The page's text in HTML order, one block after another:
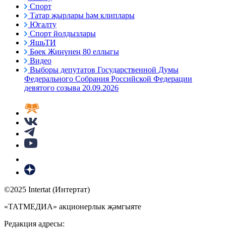
Спорт
Татар җырлары һәм клиплары
Югалту
Спорт йолдызлары
ЯшьТИ
Бөек Җиңүнең 80 еллыгы
Видео
Выборы депутатов Государственной Думы
Федерального Собрания Российской Федерации
девятого созыва 20.09.2026
©2025 Intertat (Интертат)
«ТАТМЕДИА» акционерлык җәмгыяте
Редакция адресы: